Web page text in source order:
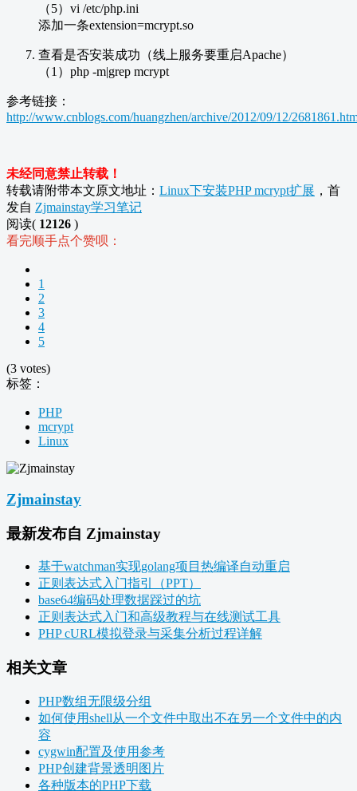
（5）vi /etc/php.ini
添加一条extension=mcrypt.so
查看是否安装成功（线上服务要重启Apache）
（1）php -m|grep mcrypt
参考链接：
http://www.cnblogs.com/huangzhen/archive/2012/09/12/
未经同意禁止转载！
转载请附带本文原文地址： Linux下安装PHP mcrypt扩展 ，首
发自 Zjmainstay学习笔记
阅读( 12126 )
看完顺手点个赞呗：
1
2
3
4
5
(3 votes)
标签：
PHP
mcrypt
Linux
Zjmainstay
最新发布自 Zjmainstay
基于watchman实现golang项目热编译自动重启
正则表达式入门指引（PPT）
base64编码处理数据踩过的坑
正则表达式入门和高级教程与在线测试工具
PHP cURL模拟登录与采集分析过程详解
相关文章
PHP数组无限级分组
如何使用shell从一个文件中取出不在另一个文件中的内
容
cygwin配置及使用参考
PHP创建背景透明图片
各种版本的PHP下载